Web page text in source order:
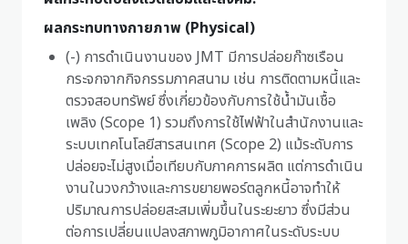
ผลกระทบทางกายภาพ (Physical)
(-) การดำเนินงานของ JMT มีการปล่อยก๊าซเรือน
กระจกจากกิจกรรมภาคสนาม เช่น การติดตามหนี้และ
ตรวจสอบทรัพย์ ซึ่งเกี่ยวข้องกับการใช้น้ำมันเชื้อ
เพลิง (Scope 1) รวมถึงการใช้ไฟฟ้าในสำนักงานและ
ระบบเทคโนโลยีสารสนเทศ (Scope 2) แม้ระดับการ
ปล่อยจะไม่สูงเมื่อเทียบกับภาคการผลิต แต่การดำเนิน
งานในวงกว้างและการขยายพอร์ตลูกหนี้อาจทำให้
ปริมาณการปล่อยสะสมเพิ่มขึ้นในระยะยาว ซึ่งมีส่วน
ต่อการเปลี่ยนแปลงสภาพภูมิอากาศในระดับระบบ